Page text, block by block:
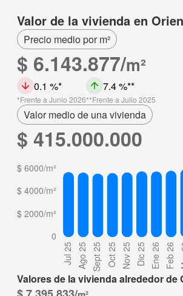
Valor de la vivienda en
Precio medio por m²
$ 6.143.877/m²
0.1 %
Frente a Junio 2026
7.4 %
Frente a Julio 2025
Valor medio de una vivienda
$ 415.000.000
Valores de la vivienda alrededor de